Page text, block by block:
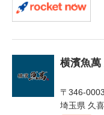
横濱魚萬
〒346-0003
埼玉県 久